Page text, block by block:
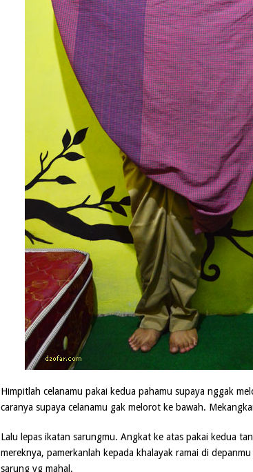
Himpitlah celanamu pakai kedua pahamu supaya nggak
caranya supaya celanamu gak melorot ke bawah.
Lalu lepas ikatan sarungmu. Angkat ke atas pakai kedua
mereknya, pamerkanlah kepada khalayak ramai di
sarung yg mahal.